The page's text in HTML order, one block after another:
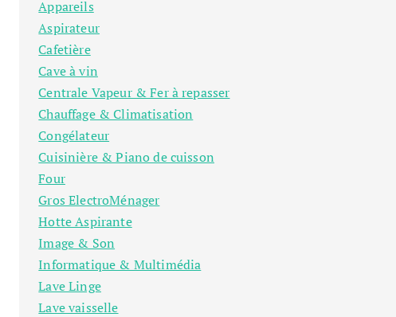
Appareils
Aspirateur
Cafetière
Cave à vin
Centrale Vapeur & Fer à repasser
Chauffage & Climatisation
Congélateur
Cuisinière & Piano de cuisson
Four
Gros ElectroMénager
Hotte Aspirante
Image & Son
Informatique & Multimédia
Lave Linge
Lave vaisselle